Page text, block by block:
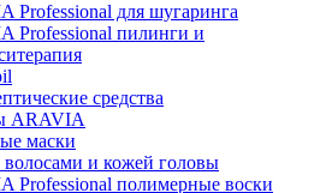
Professional для шугаринга
Professional пилинги и
средства
ARAVIA
маски
волосами и кожей головы
Professional полимерные воски